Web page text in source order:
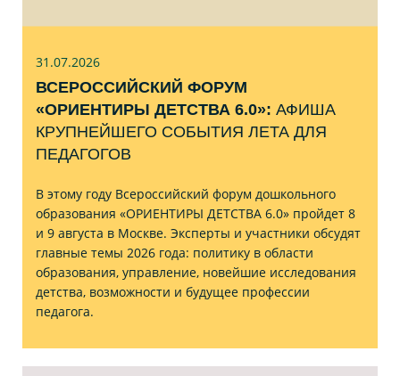
31.07.2026
ВСЕРОССИЙСКИЙ ФОРУМ
«ОРИЕНТИРЫ ДЕТСТВА 6.0»: АФИША
КРУПНЕЙШЕГО СОБЫТИЯ ЛЕТА ДЛЯ
ПЕДАГОГОВ
В этому году Всероссийский форум дошкольного
образования «ОРИЕНТИРЫ ДЕТСТВА 6.0» пройдет 8
и 9 августа в Москве. Эксперты и участники обсудят
главные темы 2026 года: политику в области
образования, управление, новейшие исследования
детства, возможности и будущее профессии
педагога.